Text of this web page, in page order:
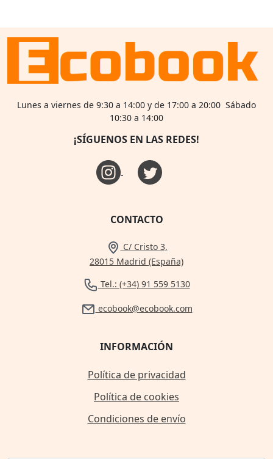
Lunes a viernes de 9:30 a 14:00 y de 17:00 a 20:00 Sábado
10:30 a 14:00
¡SÍGUENOS EN LAS REDES!
CONTACTO
C/ Cristo 3,
28015 Madrid (España)
Tel.: (+34) 91 559 5130
ecobook@ecobook.com
INFORMACIÓN
Política de privacidad
Política de cookies
Condiciones de envío